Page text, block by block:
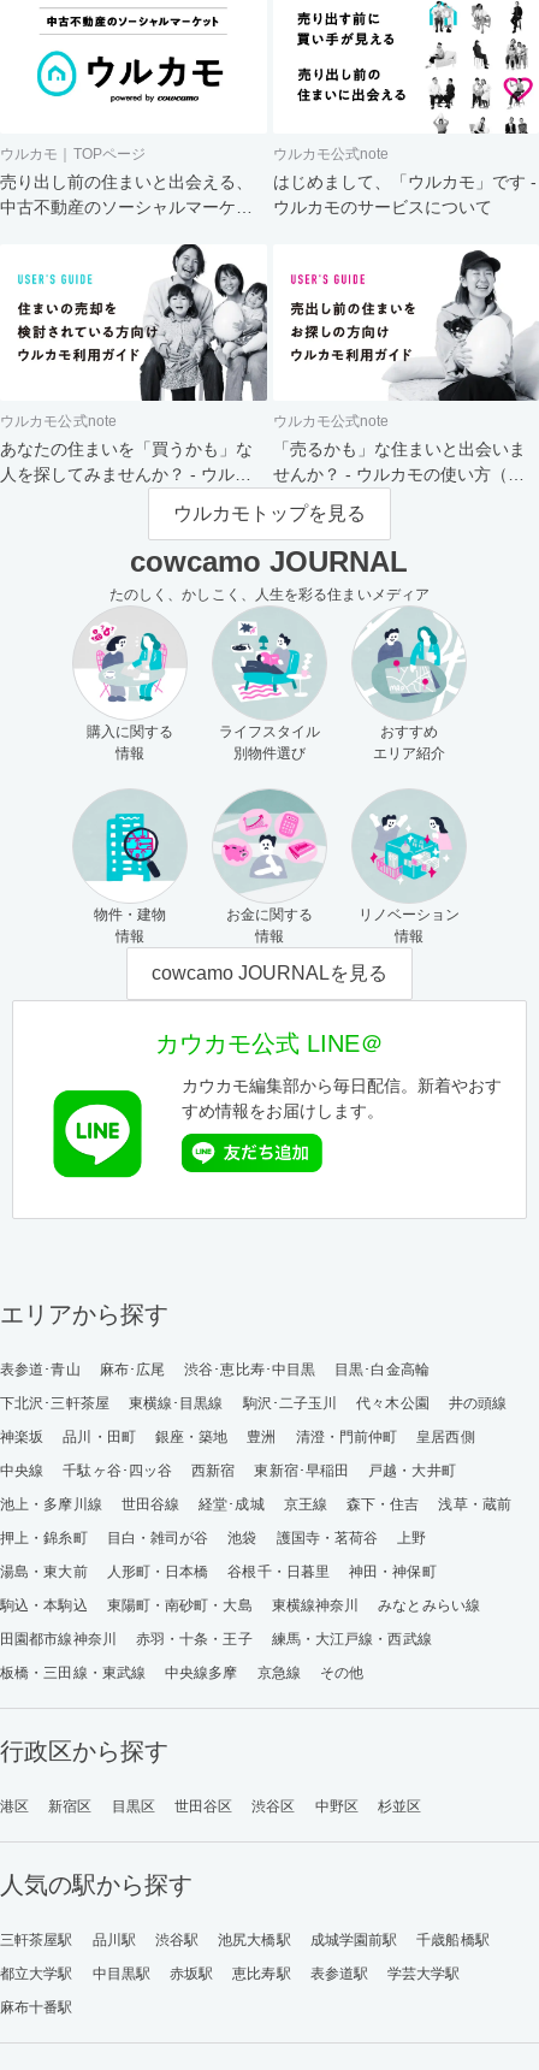
ウルカモ｜TOPページ
売り出し前の住まいと出会える、
中古不動産のソーシャルマーケッ
ウルカモ公式note
はじめまして、「ウルカモ」です -
ウルカモのサービスについて
ウルカモ公式note
あなたの住まいを「買うかも」な
人を探してみませんか？ - ウルカ
ウルカモ公式note
「売るかも」な住まいと出会いま
せんか？ - ウルカモの使い方（買
主さま向け）
ウルカモトップを見る
cowcamo JOURNAL
たのしく、かしこく、人生を彩る住まいメディア
購入に関する
情報
ライフスタイル
別物件選び
おすすめ
エリア紹介
物件・建物
情報
お金に関する
情報
リノベーション
情報
cowcamo JOURNALを見る
カウカモ公式 LINE＠
カウカモ編集部から毎日配信。新着やおす
すめ情報をお届けします。
エリアから探す
表参道･青山 麻布･広尾 渋谷･恵比寿･中目黒
目黒･白金高輪
下北沢･三軒茶屋
東横線･目黒線 駒沢･二子玉川 代々木公園
井の頭線
神楽坂
品川・田町 銀座・築地 豊洲 清澄・門前仲町
皇居西側
中央線
千駄ヶ谷･四ッ谷 西新宿 東新宿･早稲田
戸越・大井町
池上・多摩川線
世田谷線 経堂･成城 京王線 森下・住吉
浅草・蔵前
押上・錦糸町
目白・雑司が谷 池袋 護国寺・茗荷谷
上野
湯島・東大前
人形町・日本橋 谷根千・日暮里
神田・神保町
駒込・本駒込
東陽町・南砂町・大島 東横線神奈川
みなとみらい線
田園都市線神奈川
赤羽・十条・王子
練馬・大江戸線・西武線
板橋・三田線・東武線
中央線多摩 京急線 その他
行政区から探す
港区 新宿区 目黒区 世田谷区 渋谷区 中野区 杉並区
人気の駅から探す
三軒茶屋駅 品川駅 渋谷駅 池尻大橋駅 成城学園前駅
千歳船橋駅
都立大学駅
中目黒駅 赤坂駅 恵比寿駅 表参道駅
学芸大学駅
麻布十番駅